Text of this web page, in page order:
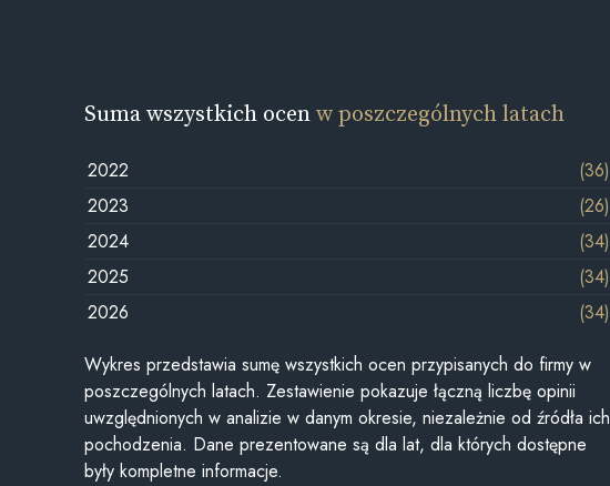
Suma wszystkich ocenw poszczególnych latach
2022
(36)
2023
(26)
2024
(34)
2025
(34)
2026
(34)
Wykres przedstawia sumę wszystkich ocen przypisanych do firmy w
poszczególnych latach. Zestawienie pokazuje łączną liczbę opinii
uwzględnionych w analizie w danym okresie, niezależnie od źródła ich
pochodzenia. Dane prezentowane są dla lat, dla których dostępne
były kompletne informacje.